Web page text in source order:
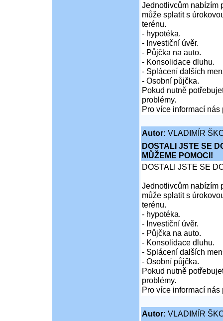
Jednotlivcům nabízím
může splatit s
terénu.
- hypotéka.
- Investiční úvěr.
- Půjčka na auto.
- Konsolidace dluhu.
- Splácení dalších
- Osobní půjčka.
Pokud nutně
problémy.
Pro více informací nás
Autor: VLADIMÍR
DOSTALI JSTE SE
MŮŽEME POMOCI!
DOSTALI JSTE SE
Jednotlivcům nabízím
může splatit s
terénu.
- hypotéka.
- Investiční úvěr.
- Půjčka na auto.
- Konsolidace dluhu.
- Splácení dalších
- Osobní půjčka.
Pokud nutně
problémy.
Pro více informací nás
Autor: VLADIMÍR